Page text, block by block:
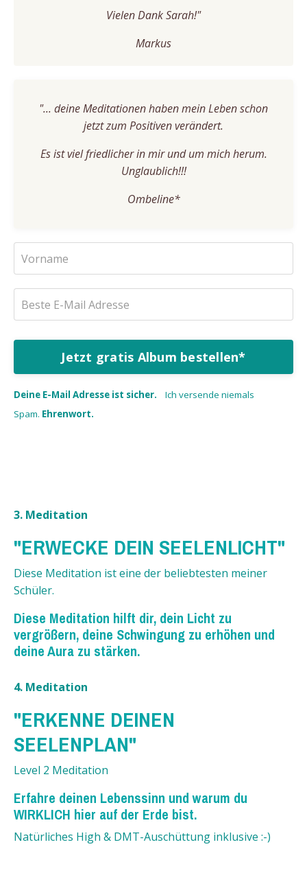
Vielen Dank Sarah!"
Markus
"... deine Meditationen haben mein Leben schon
jetzt zum Positiven verändert.
Es ist viel friedlicher in mir und um mich herum.
Unglaublich!!!​
Ombeline*
Jetzt gratis Album bestellen*
Deine E-Mail Adresse ist sicher. Ich versende niemals
Spam. Ehrenwort.
3. Meditation
"ERWECKE DEIN SEELENLICHT"
Diese Meditation ist eine der beliebtesten meiner
Schüler.
Diese Meditation hilft dir, dein Licht zu
vergrößern, deine Schwingung zu erhöhen und
deine Aura zu stärken.
4. Meditation
"ERKENNE DEINEN
SEELENPLAN"
Level 2 Meditation
Erfahre deinen Lebenssinn und warum du
WIRKLICH hier auf der Erde bist.
Natürliches High & DMT-Auschüttung inklusive :-)